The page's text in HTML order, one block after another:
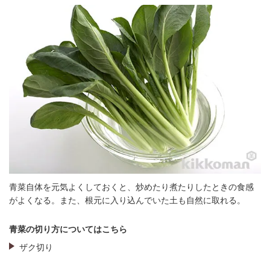
青菜自体を元気よくしておくと、炒めたり煮たりしたときの食感
がよくなる。また、根元に入り込んでいた土も自然に取れる。
青菜の切り方についてはこちら
ザク切り